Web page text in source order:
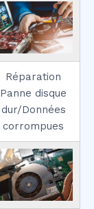
Réparation
Panne disque
dur/Données
corrompues